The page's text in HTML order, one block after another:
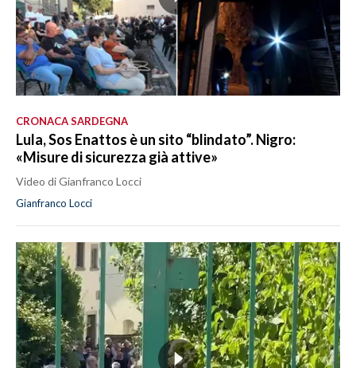
CRONACA SARDEGNA
Lula, Sos Enattos è un sito “blindato”. Nigro:
«Misure di sicurezza già attive»
Video di Gianfranco Locci
Gianfranco Locci